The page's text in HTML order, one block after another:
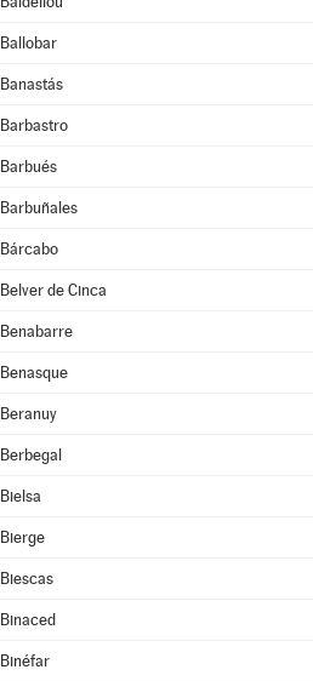
Ballobar
Banastás
Barbastro
Barbués
Barbuñales
Bárcabo
Belver de Cinca
Benabarre
Benasque
Beranuy
Berbegal
Bielsa
Bierge
Biescas
Binaced
Binéfar